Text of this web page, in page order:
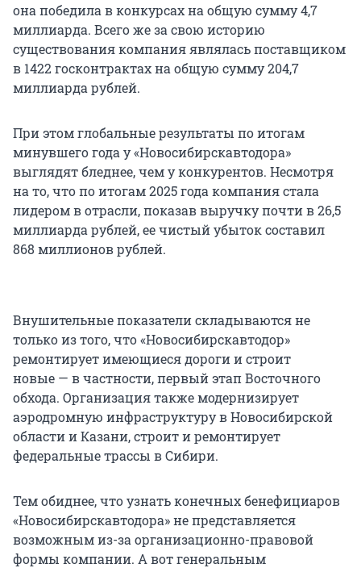
она победила в конкурсах на общую сумму 4,7
миллиарда. Всего же за свою историю
существования компания являлась поставщиком
в 1422 госконтрактах на общую сумму 204,7
миллиарда рублей.
При этом глобальные результаты по итогам
минувшего года у «Новосибирскавтодора»
выглядят бледнее, чем у конкурентов. Несмотря
на то, что по итогам 2025 года компания стала
лидером в отрасли, показав выручку почти в 26,5
миллиарда рублей, ее чистый убыток составил
868 миллионов рублей.
Внушительные показатели складываются не
только из того, что «Новосибирскавтодор»
ремонтирует имеющиеся дороги и строит
новые — в частности, первый этап Восточного
обхода. Организация также модернизирует
аэродромную инфраструктуру в Новосибирской
области и Казани, строит и ремонтирует
федеральные трассы в Сибири.
Тем обиднее, что узнать конечных бенефициаров
«Новосибирскавтодора» не представляется
возможным из-за организационно-правовой
формы компании. А вот генеральным